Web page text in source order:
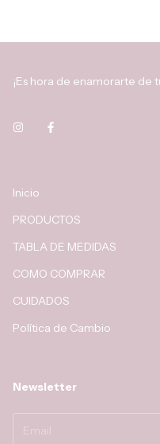
¡Es hora de enamorarte de
Inicio
PRODUCTOS
TABLA DE MEDIDAS
COMO COMPRAR
CUIDADOS
Política de Cambio
Newsletter